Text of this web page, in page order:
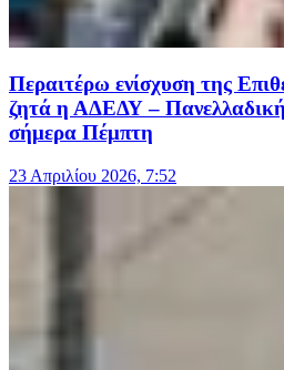
Περαιτέρω ενίσχυση της
ζητά η ΑΔΕΔΥ –
σήμερα Πέμπτη
23 Απριλίου 2026, 7:52